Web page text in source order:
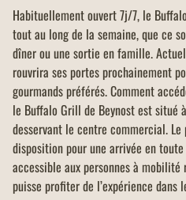
Habituellement ouvert 7j/7, le
tout au long de la semaine, que ce
dîner ou une sortie en famille.
rouvrira ses portes prochainement
gourmands préférés. Comment
le Buffalo Grill de Beynost est situé
desservant le centre commercial.
disposition pour une arrivée en
accessible aux personnes à
puisse profiter de l’expérience